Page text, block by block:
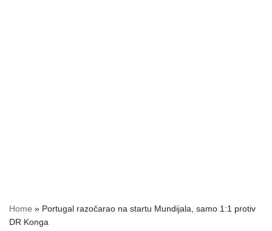
Home » Portugal razočarao na startu Mundijala, samo 1:1 protiv
DR Konga